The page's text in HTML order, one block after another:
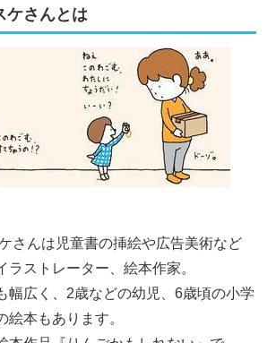
ケさんとは
さんは児童書の挿絵や広告美術など
ラストレーター、絵本作家。
幅広く、2歳などの幼児、6歳頃の小学
絵本もあります。